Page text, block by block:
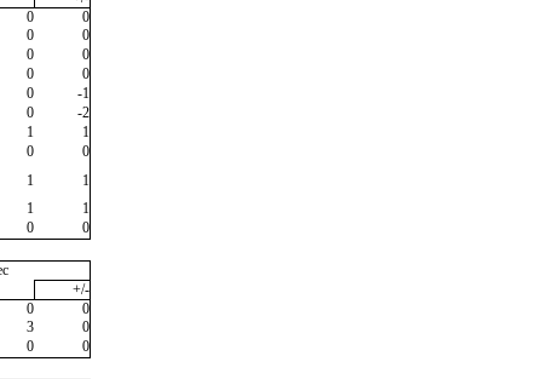
0
0
0
0
0
0
0
0
0
-1
0
-2
1
1
0
0
1
1
1
1
0
0
+/-
0
0
3
0
0
0